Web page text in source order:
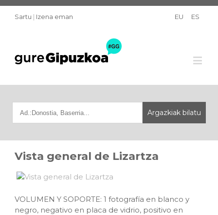
Sartu | Izena eman EU ES
Vista general de Lizartza
VOLUMEN Y SOPORTE: 1 fotografía en blanco y
negro, negativo en placa de vidrio, positivo en